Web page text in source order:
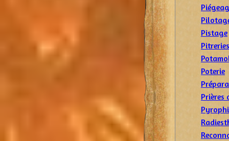
Pistage
Pitreries
Poterie
Prières